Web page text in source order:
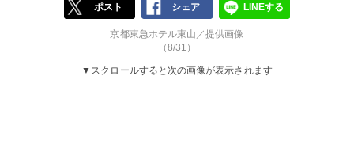
ポスト シェア LINEする
京都東急ホテル東山／提供画像
（8/31）
▼スクロールすると次の画像が表示されます